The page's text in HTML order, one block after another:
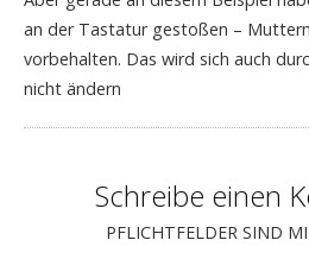
an der Tastatur gestoßen –
vorbehalten. Das wird sich auch
nicht ändern
Schreibe einen
PFLICHTFELDER SIND